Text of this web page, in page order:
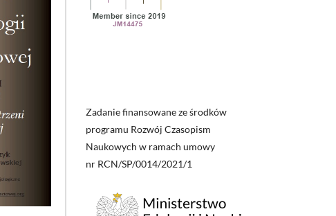
Zadanie finansowane ze środków
programu Rozwój Czasopism
Naukowych w ramach umowy
nr RCN/SP/0014/2021/1